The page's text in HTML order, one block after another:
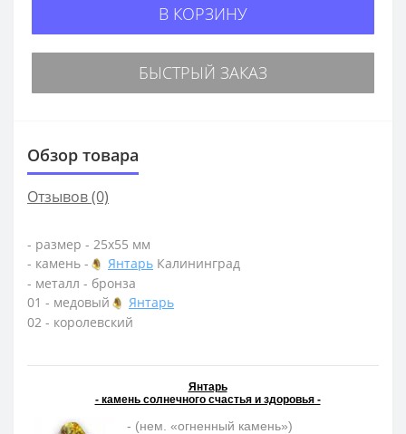
В КОРЗИНУ
БЫСТРЫЙ ЗАКАЗ
Обзор товара
Отзывов (0)
- размер - 25х55 мм
- камень -
Янтарь Калининград
- металл - бронза
01 - медовый
Янтарь
02 - королевский
Янтарь
- камень солнечного счастья и здоровья -
- (нем. «огненный камень»)